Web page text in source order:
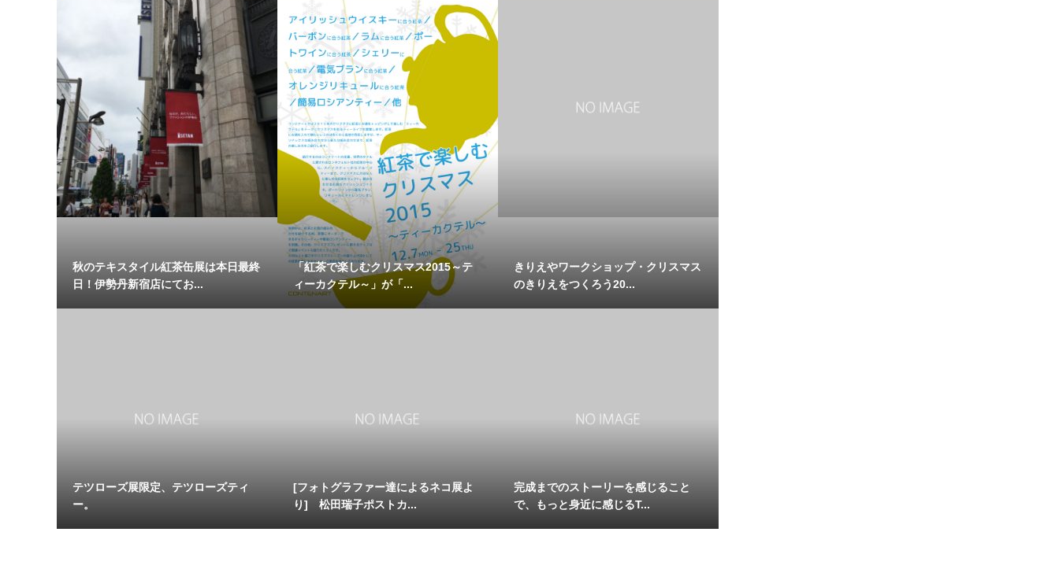
秋のテキスタイル紅茶缶展は本日最終
日！伊勢丹新宿店にてお...
「紅茶で楽しむクリスマス2015～テ
ィーカクテル～」が「...
きりえやワークショップ・クリスマス
のきりえをつくろう20...
テツローズ展限定、テツローズティ
ー。
[フォトグラファー達によるネコ展よ
り] 松田瑞子ポストカ...
完成までのストーリーを感じること
で、もっと身近に感じるT...